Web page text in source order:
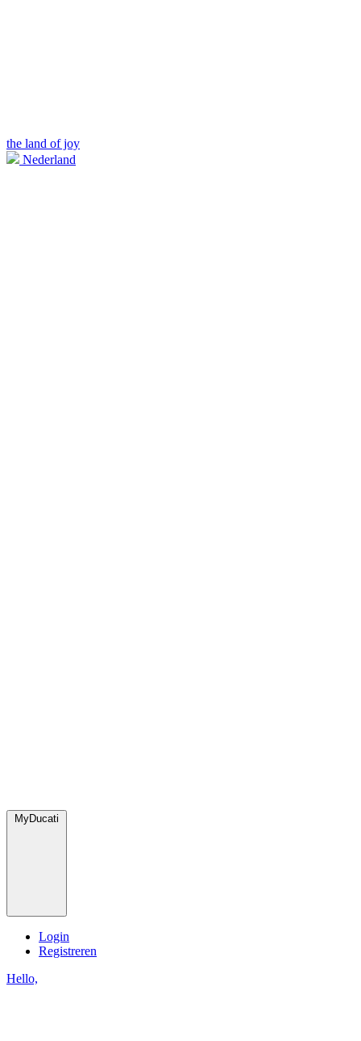
the land of joy
Nederland
MyDucati
Login
Registreren
Hello,